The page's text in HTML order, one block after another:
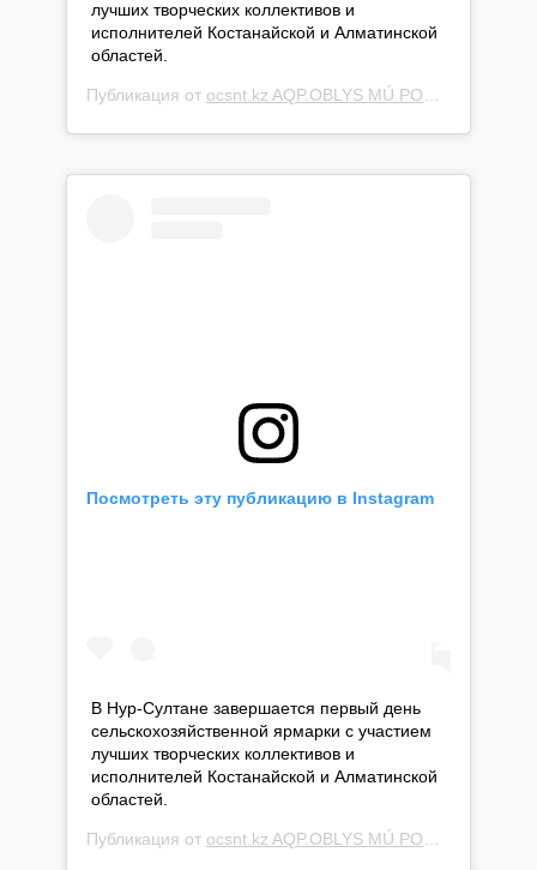
лучших творческих коллективов и
исполнителей Костанайской и Алматинской
областей.
Публикация от ocsnt.kz AQP.OBLYS MÚ PORTALY
Посмотреть эту публикацию в Instagram
В Нур-Султане завершается первый день
сельскохозяйственной ярмарки с участием
лучших творческих коллективов и
исполнителей Костанайской и Алматинской
областей.
Публикация от ocsnt.kz AQP.OBLYS MÚ PORTALY